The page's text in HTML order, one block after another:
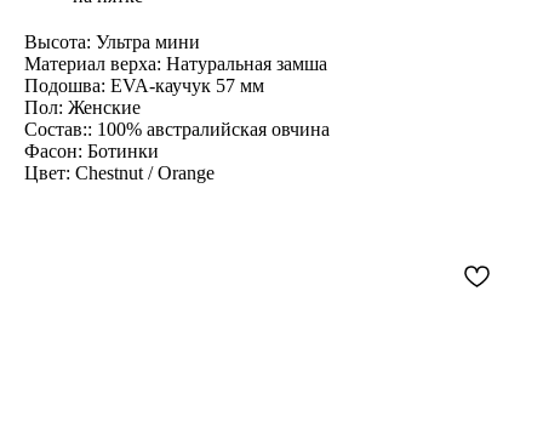
Высота: Ультра мини
Материал верха: Натуральная замша
Подошва: EVA-каучук 57 мм
Пол: Женские
Состав:: 100% австралийская овчина
Фасон: Ботинки
Цвет: Chestnut / Orange